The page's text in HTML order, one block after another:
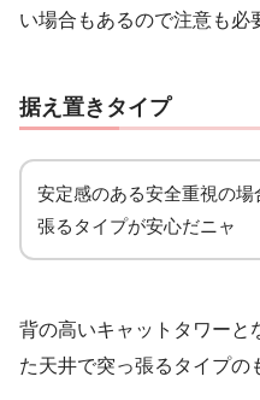
い場合もあるので注意も必
据え置きタイプ
安定感のある安全重視の場
張るタイプが安心だニャ
背の高いキャットタワーと
た天井で突っ張るタイプの